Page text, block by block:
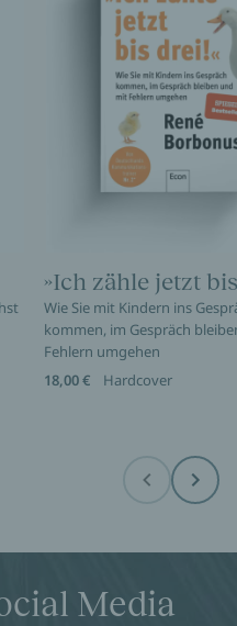
»Ich zähle jetzt
Wie Sie mit Kindern ins
kommen, im Gespräch
Fehlern umgehen
18,00 €
Hardcover
Before Next
Media